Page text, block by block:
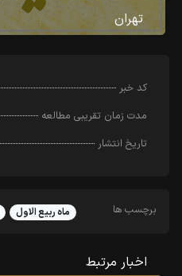
تهران
کد خبر
مدت زمان تقریبی مطالعه
تاریخ انتشار
برچسب ها ماه ربیع الاول
اخبار مرتبط